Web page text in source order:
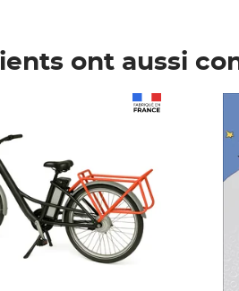
ont aussi
Prix